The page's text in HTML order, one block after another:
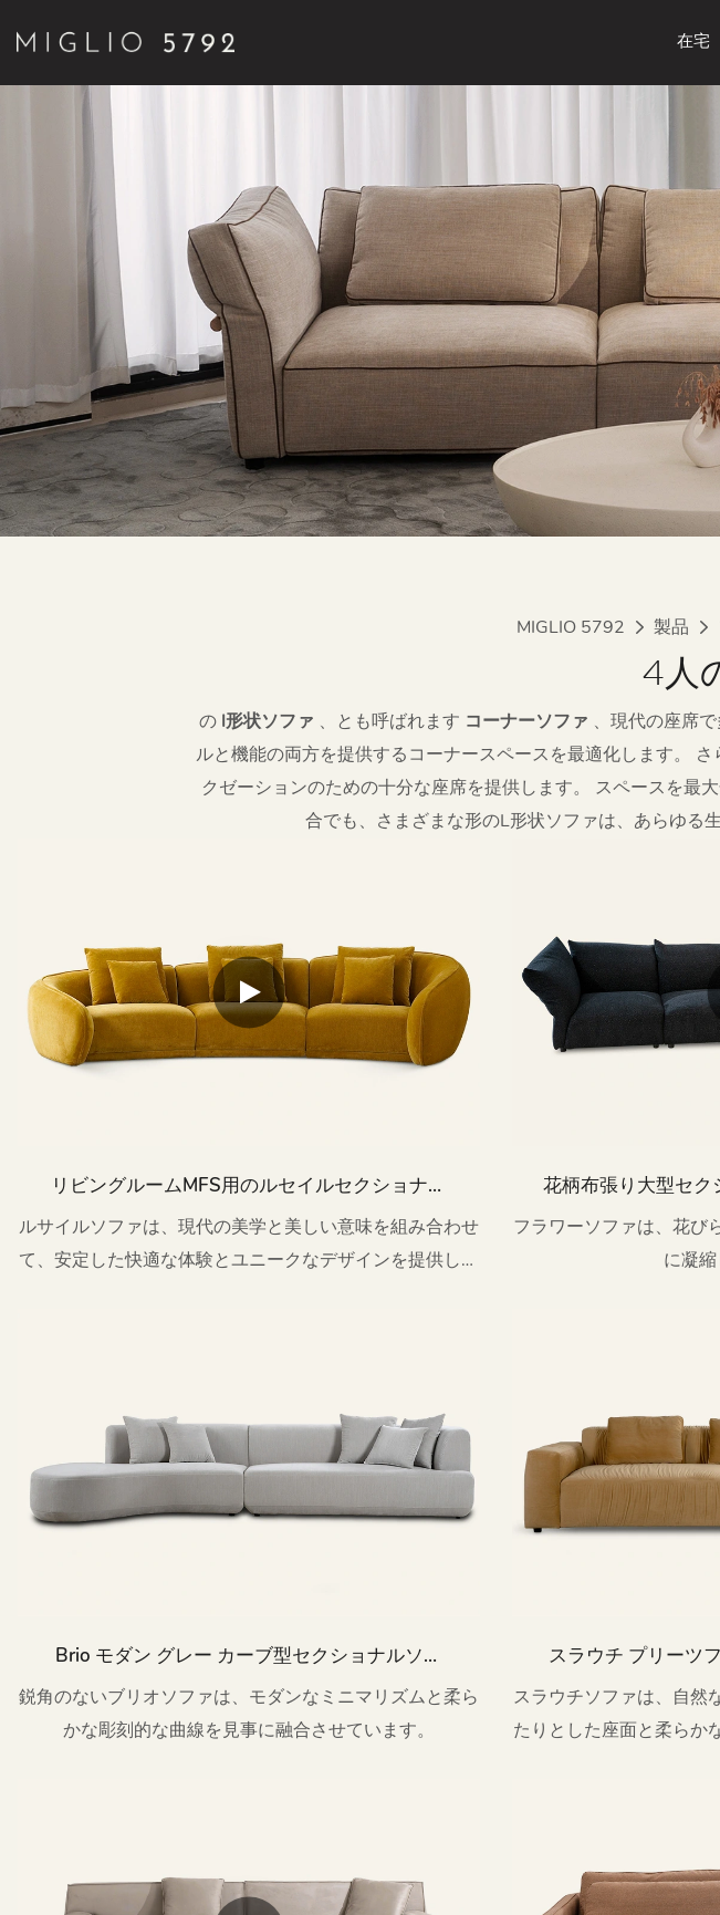
在宅
MIGLIO 5792 製品
4人
の l形状ソファ 、とも呼ばれます コーナーソファ 、現代の座席
ルと機能の両方を提供するコーナースペースを最適化します。
クゼーションのための十分な座席を提供します。 スペースを最
合でも、さまざまな形のL形状ソファは、あらゆる
リビングルームMFS用のルセイルセクショナル
ソファ04
ルサイルソファは、現代の美学と美しい意味を組み合わせ
て、安定した快適な体験とユニークなデザインを提供しま
花柄布張り大型セク
アームレ
フラワーソファは、花び
に凝縮
Brio モダン グレー カーブ型セクショナルソフ
ァ（シェーズロング付き）M149
鋭角のないブリオソファは、モダンなミニマリズムと柔ら
かな彫刻的な曲線を見事に融合させています。
スラウチ プリーツ
ウチ
スラウチソファは、自然
たりとした座面と柔らか